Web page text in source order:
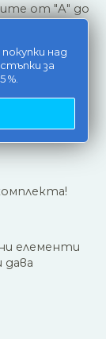
над
за
%.
от "А" до
20,
елементи
дава